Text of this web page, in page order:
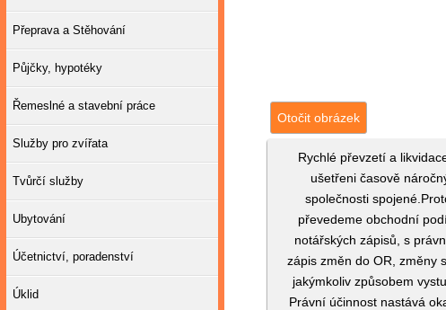
Otočit obrázek
Rychlé převzetí a
ušetřeni časově
společnosti
převedeme obchodní
notářských zápisů, s
zápis změn do OR, změny
jakýmkoliv způsobem
Právní účinnost nastává
Přeprava a Stěhování
Půjčky, hypotéky
Řemeslné a stavební práce
Služby pro zvířata
Tvůrčí služby
Ubytování
Účetnictví, poradenství
Úklid